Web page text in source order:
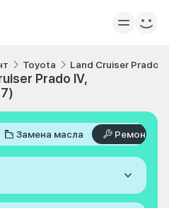
Toyota Land Cruiser Prado
Prado IV,
Замена масла Ремонт